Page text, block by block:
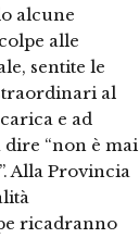
alcune
alle
sentite le
al
e ad
“non è mai
Alla Provincia
ricadranno